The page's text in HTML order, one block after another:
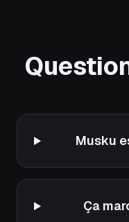
Musku
Ça